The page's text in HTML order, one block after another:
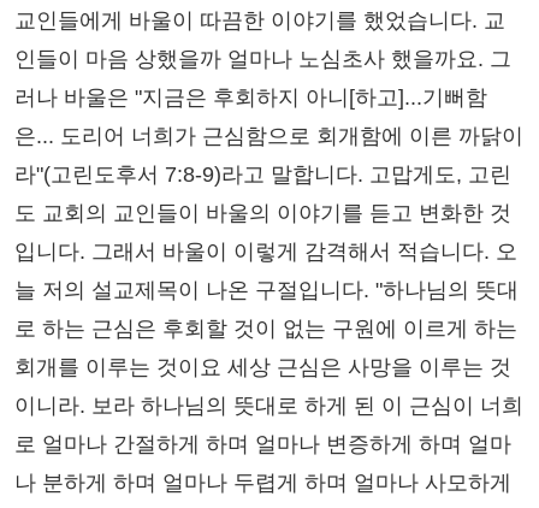
교인들에게 바울이 따끔한 이야기를 했었습니다. 교
인들이 마음 상했을까 얼마나 노심초사 했을까요. 그
러나 바울은 "지금은 후회하지 아니[하고]...기뻐함
은... 도리어 너희가 근심함으로 회개함에 이른 까닭이
라"(고린도후서 7:8-9)라고 말합니다. 고맙게도, 고린
도 교회의 교인들이 바울의 이야기를 듣고 변화한 것
입니다. 그래서 바울이 이렇게 감격해서 적습니다. 오
늘 저의 설교제목이 나온 구절입니다. "하나님의 뜻대
로 하는 근심은 후회할 것이 없는 구원에 이르게 하는
회개를 이루는 것이요 세상 근심은 사망을 이루는 것
이니라. 보라 하나님의 뜻대로 하게 된 이 근심이 너희
로 얼마나 간절하게 하며 얼마나 변증하게 하며 얼마
나 분하게 하며 얼마나 두렵게 하며 얼마나 사모하게